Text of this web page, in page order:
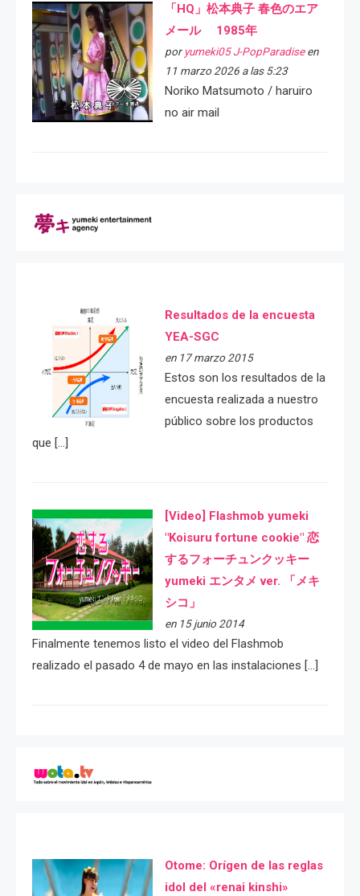
「HQ」松本典子 春色のエア
メール 1985年
por yumeki05 J-PopParadiseen
11 marzo 2026 a las 5:23
Noriko Matsumoto / haruiro
no air mail
Resultados de la encuesta
YEA-SGC
en 17 marzo 2015
Estos son los resultados de la
encuesta realizada a nuestro
público sobre los productos
que […]
[Video] Flashmob yumeki
"Koisuru fortune cookie" 恋
するフォーチュンクッキー
yumeki エンタメ ver. 「メキ
シコ」
en 15 junio 2014
Finalmente tenemos listo el video del Flashmob
realizado el pasado 4 de mayo en las instalaciones […]
Otome: Orígen de las reglas
idol del «renai kinshi»